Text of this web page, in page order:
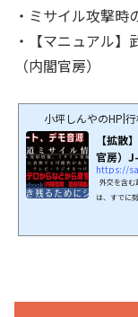
・ミサイル攻撃時
・【マニュアル
（内閣官房）
小坪しんやのHP|
【拡散
官房）
https://
外交を含む
は、すでに